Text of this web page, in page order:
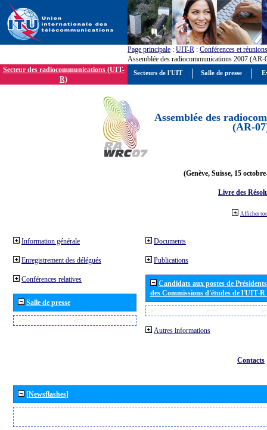
Page principale : UIT-R : Conférences et réunions
Assemblée des radiocommunications 2007 (AR-
Secteur des radiocommunications (UIT-
R)
Assemblée des
(AR-
(Genève, Suisse, 15
Livre des
Afficher
Information générale
Enregistrement des délégués
Conférences relatives
Salle de presse
Documents
Publications
Candidats aux postes de
des Commissions d'études de l'UIT-
Autres informations
Contacts
[Newsflashes]
Secteurs de l'UIT Salle de presse